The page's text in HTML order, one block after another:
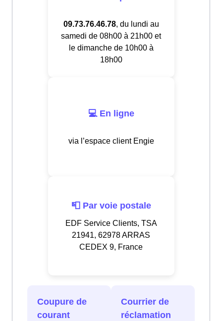
09.73.76.46.78, du lundi au
samedi de 08h00 à 21h00 et
le dimanche de 10h00 à
18h00
💻 En ligne
via l’espace client Engie
📮 Par voie postale
EDF Service Clients, TSA
21941, 62978 ARRAS
CEDEX 9, France
Coupure de
courant
Courrier de
réclamation